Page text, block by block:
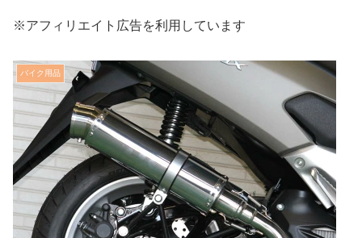
※アフィリエイト広告を利用しています
バイク用品